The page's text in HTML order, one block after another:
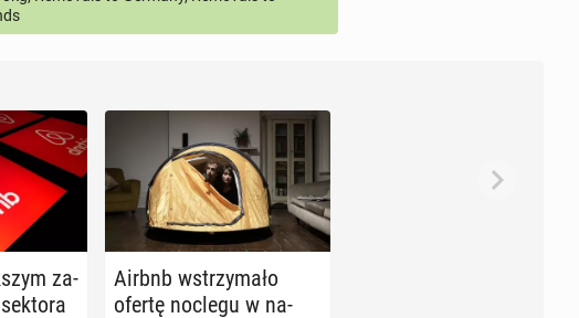
za­
Airbnb wstrzy­ma­ło
ofertę noclegu w na­